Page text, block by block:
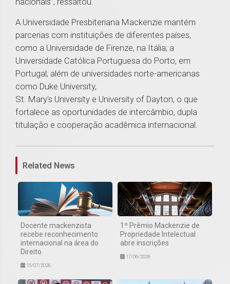
A Universidade Presbiteriana Mackenzie mantém
parcerias com instituições de diferentes países,
como a Universidade de Firenze, na Itália; a
Universidade Católica Portuguesa do Porto, em
Portugal; além de universidades norte-americanas
como Duke University,
St. Mary's University e University of Dayton, o que
fortalece as oportunidades de intercâmbio, dupla
titulação e cooperação acadêmica internacional.
1
Related News
Docente mackenzista
recebe reconhecimento
internacional na área do
Direito
15/07/2026
1º Prêmio Mackenzie de
Propriedade Intelectual
abre inscrições
17/06/2026